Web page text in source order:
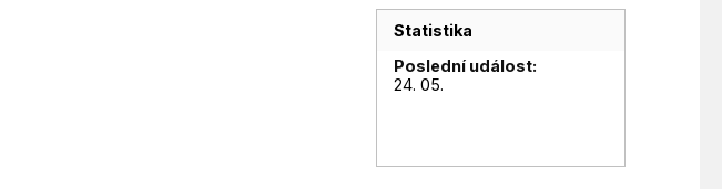
Statistika
Poslední událost:
24. 05.